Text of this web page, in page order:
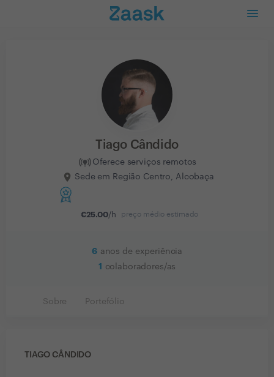
Tiago Cândido
Oferece serviços remotos
Sede em Região Centro, Alcobaça
€25.00/h preço médio estimado
6 anos de experiência
1
colaboradores/as
Sobre Portefólio
TIAGO CÂNDIDO